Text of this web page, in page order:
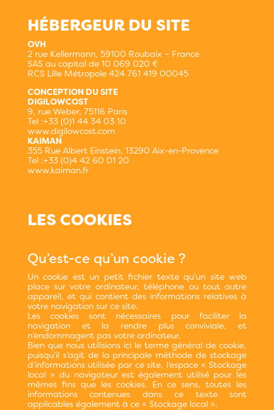
HÉBERGEUR DU SITE
OVH
2 rue Kellermann, 59100 Roubaix – France
SAS au capital de 10 069 020 €
RCS Lille Métropole 424 761 419 00045
CONCEPTION DU SITE
DIGILOWCOST
9, rue Weber, 75116 Paris
Tel :+33 (0)1 44 34 03 10
www.digilowcost.com
KAIMAN
355 Rue Albert Einstein, 13290 Aix-en-Provence
Tel :+33 (0)4 42 60 01 20
www.kaiman.fr
LES COOKIES
Qu’est-ce qu’un cookie ?
Un cookie est un petit fichier texte qu’un site web
place sur votre ordinateur, téléphone ou tout autre
appareil, et qui contient des informations relatives à
votre navigation sur ce site.
Les cookies sont nécessaires pour faciliter la
navigation et la rendre plus conviviale, et
n’endommagent pas votre ordinateur.
Bien que nous utilisions ici le terme général de cookie,
puisqu’il s’agit de la principale méthode de stockage
d’informations utilisée par ce site, l’espace « Stockage
local » du navigateur est également utilisé pour les
mêmes fins que les cookies. En ce sens, toutes les
informations contenues dans ce texte sont
applicables également à ce « Stockage local ».